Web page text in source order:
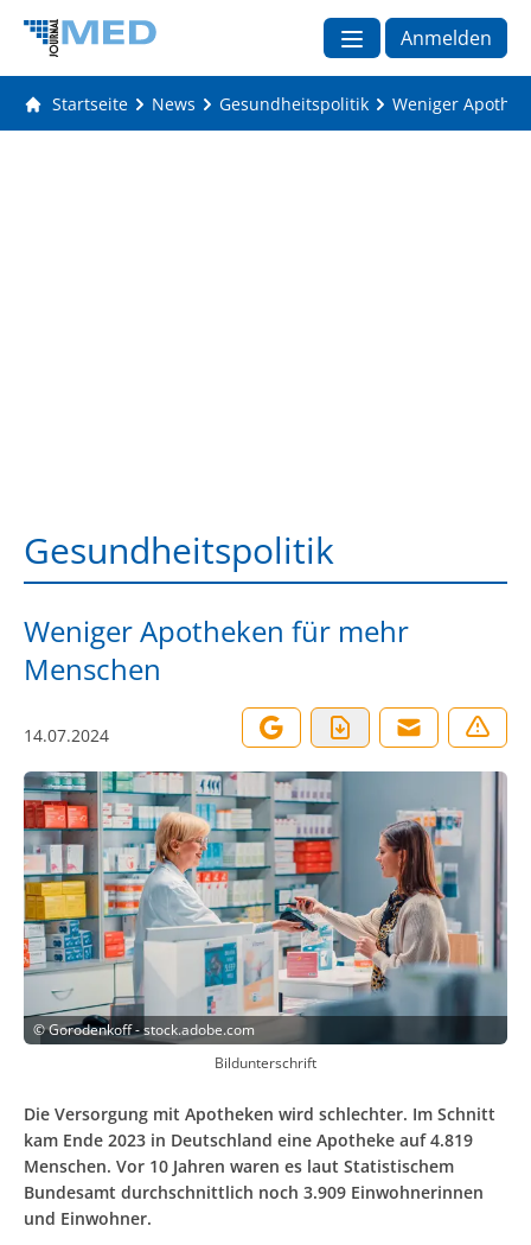
Anmelden
Startseite News Gesundheitspolitik Weniger
Gesundheitspolitik
Weniger Apotheken für mehr
Menschen
14.07.2024
©Gorodenkoff - stock.adobe.com
Bildunterschrift
Die Versorgung mit Apotheken wird schlechter. Im Schnitt
kam Ende 2023 in Deutschland eine Apotheke auf 4.819
Menschen. Vor 10 Jahren waren es laut Statistischem
Bundesamt durchschnittlich noch 3.909 Einwohnerinnen
und Einwohner.